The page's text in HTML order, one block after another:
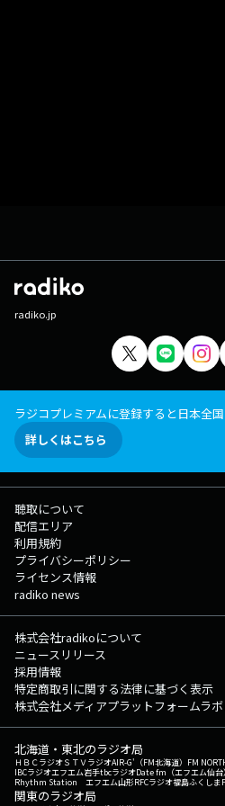
radiko.jp
ラジコプレミアムに登録すると日本全
詳しくはこちら
聴取について
配信エリア
利用規約
プライバシーポリシー
ライセンス情報
radiko news
株式会社radikoについて
ニュースリリース
採用情報
特定商取引に関する法律に基づく表示
株式会社メディアプラットフォームラ
北海道・東北のラジオ局
ＨＢＣラジオＳＴＶラジオAIR-G'（FM北海道） FM
IBCラジオエフエム岩手tbcラジオDate fm（エフエム仙台）
Rhythm Station エフエム山形RFCラジオ福島ふくしま
関東のラジオ局